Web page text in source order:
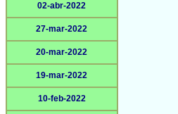
02-abr-2022
27-mar-2022
20-mar-2022
19-mar-2022
10-feb-2022